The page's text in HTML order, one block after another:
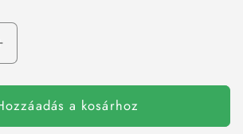
a kosárhoz